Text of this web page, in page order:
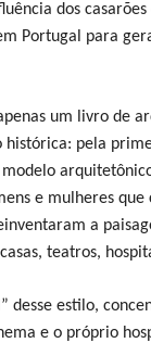
dos
Portugal para
um livro de
pela
e mulheres
a
teatros,
desse estilo,
e o próprio